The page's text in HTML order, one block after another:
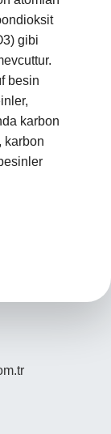
gibi
besin
karbon
karbon